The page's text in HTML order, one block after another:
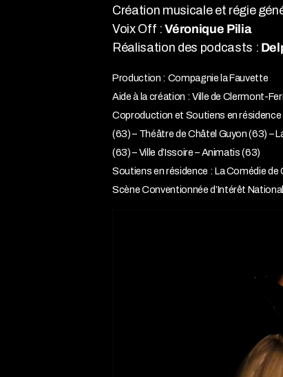
Création musicale et régie
Voix Off :Véronique Pilia
Réalisation des podcasts :
Production : Compagnie la Fauvette
Aide à la création : Ville de Clermont-
Coproduction et Soutiens en résidence
(63) – Théâtre de Châtel Guyon (63) –
(63) – Ville d’Issoire – Animatis (63)
Soutiens en résidence : La Comédie
Scène Conventionnée d’Intérêt